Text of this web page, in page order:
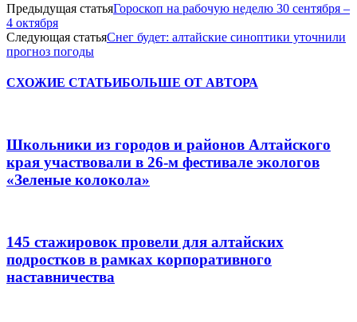
Предыдущая статьяГороскоп на рабочую неделю 30 сентября –
4 октября
Следующая статьяСнег будет: алтайские синоптики уточнили
прогноз погоды
СХОЖИЕ СТАТЬИБОЛЬШЕ ОТ АВТОРА
Школьники из городов и районов Алтайского
края участвовали в 26-м фестивале экологов
«Зеленые колокола»
145 стажировок провели для алтайских
подростков в рамках корпоративного
наставничества